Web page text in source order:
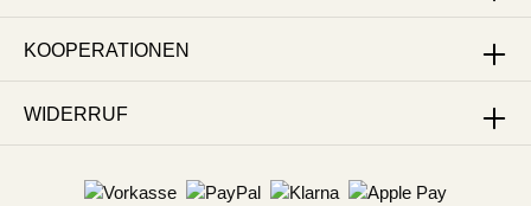
KOOPERATIONEN
WIDERRUF